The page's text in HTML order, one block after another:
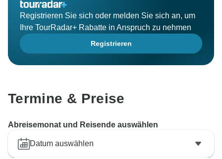
Registrieren Sie sich oder melden Sie sich an, um
Ihre TourRadar+ Rabatte in Anspruch zu nehmen
Registrieren
Termine & Preise
Abreisemonat und Reisende auswählen
Datum auswählen